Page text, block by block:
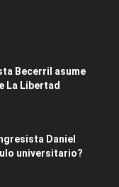
Becerril asume
La Libertad
Daniel
universitario?